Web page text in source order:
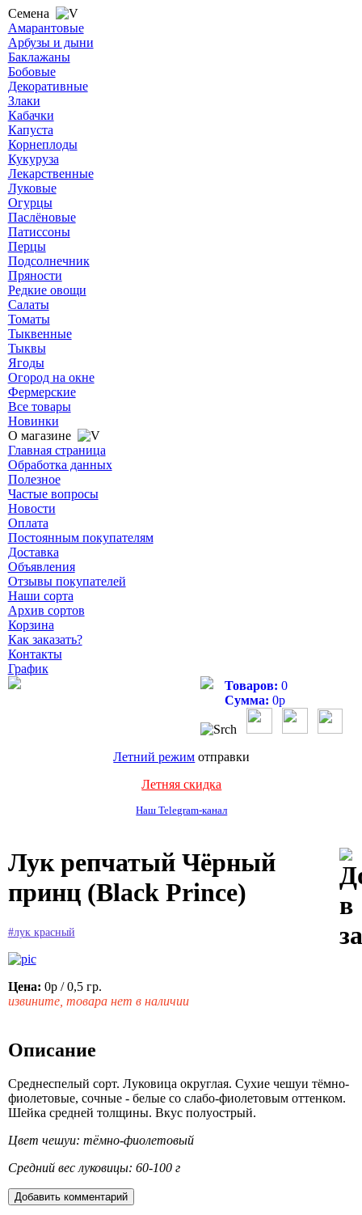
Семена
Амарантовые
Арбузы и дыни
Баклажаны
Бобовые
Декоративные
Злаки
Кабачки
Капуста
Корнеплоды
Кукуруза
Лекарственные
Луковые
Огурцы
Паслёновые
Патиссоны
Перцы
Подсолнечник
Пряности
Редкие овощи
Салаты
Томаты
Тыквенные
Тыквы
Ягоды
Огород на окне
Фермерские
Все товары
Новинки
О магазине
Главная страница
Обработка данных
Полезное
Частые вопросы
Новости
Оплата
Постоянным покупателям
Доставка
Объявления
Отзывы покупателей
Наши сорта
Архив сортов
Корзина
Как заказать?
Контакты
График
Товаров: 0
Сумма: 0р
Летний режим отправки
Летняя скидка
Наш Telegram-канал
Лук репчатый Чёрный
принц (Black Prince)
#лук красный
Цена: 0р / 0,5 гр.
извините, товара нет в наличии
Описание
Среднеспелый сорт. Луковица округлая. Сухие чешуи тёмно-
фиолетовые, сочные - белые со слабо-фиолетовым оттенком.
Шейка средней толщины. Вкус полуострый.
Цвет чешуи: тёмно-фиолетовый
Средний вес луковицы: 60-100 г